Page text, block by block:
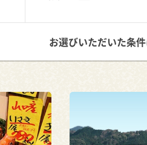
お選びいただいた条